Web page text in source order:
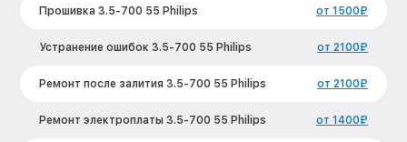
Прошивка 3.5-700 55 Philips от 1500₽
Устранение ошибок 3.5-700 55 Philips от 2100₽
Ремонт после залития 3.5-700 55 Philips от 2100₽
Ремонт электроплаты 3.5-700 55 Philips от 1400₽